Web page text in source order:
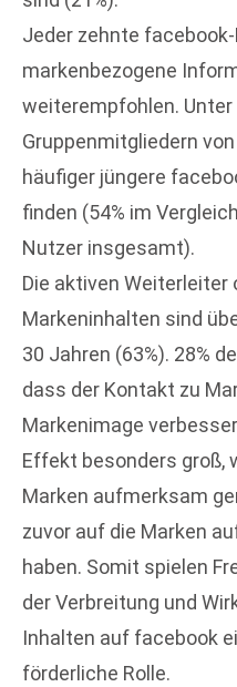
Jeder zehnte
markenbezogene
weiterempfohlen. Unter
Gruppenmitgliedern
häufiger jüngere
finden (54% im
Nutzer insgesamt).
Die aktiven Weiterleiter
Markeninhalten sind
30 Jahren (63%). 28%
dass der Kontakt zu
Markenimage
Effekt besonders groß,
Marken aufmerksam
zuvor auf die Marken
haben. Somit spielen
der Verbreitung und
Inhalten auf facebook
förderliche Rolle.